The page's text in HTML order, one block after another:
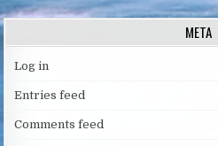
META
Log in
Entries feed
Comments feed